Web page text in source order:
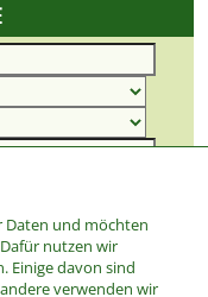
Daten und möchten
nutzen wir
Einige davon sind
verwenden wir